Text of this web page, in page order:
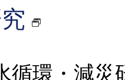
循環・減